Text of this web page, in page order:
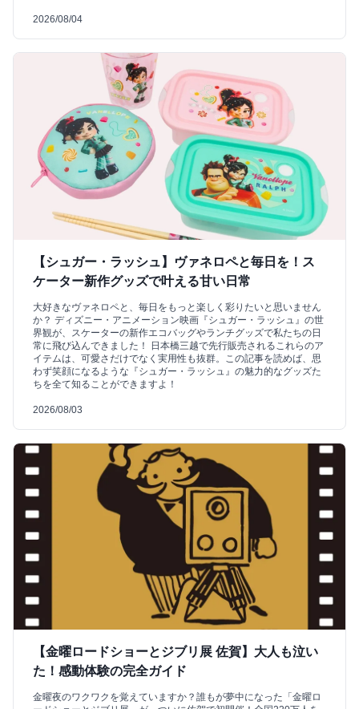
2026/08/04
【シュガー・ラッシュ】ヴァネロペと毎日を！ス
ケーター新作グッズで叶える甘い日常
大好きなヴァネロペと、毎日をもっと楽しく彩りたいと思いません
か？ ディズニー・アニメーション映画『シュガー・ラッシュ』の世
界観が、スケーターの新作エコバッグやランチグッズで私たちの日
常に飛び込んできました！ 日本橋三越で先行販売されるこれらのア
イテムは、可愛さだけでなく実用性も抜群。この記事を読めば、思
わず笑顔になるような『シュガー・ラッシュ』の魅力的なグッズた
ちを全て知ることができますよ！
2026/08/03
【金曜ロードショーとジブリ展 佐賀】大人も泣い
た！感動体験の完全ガイド
金曜夜のワクワクを覚えていますか？誰もが夢中になった「金曜ロ